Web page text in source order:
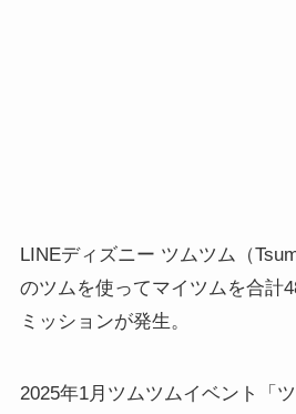
LINEディズニー ツムツム（
のツムを使ってマイツムを合計
ミッションが発生。
2025年1月ツムツムイベント「